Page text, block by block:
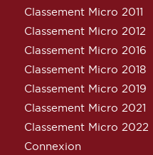
Classement Micro 2011
Classement Micro 2012
Classement Micro 2016
Classement Micro 2018
Classement Micro 2019
Classement Micro 2021
Classement Micro 2022
Connexion